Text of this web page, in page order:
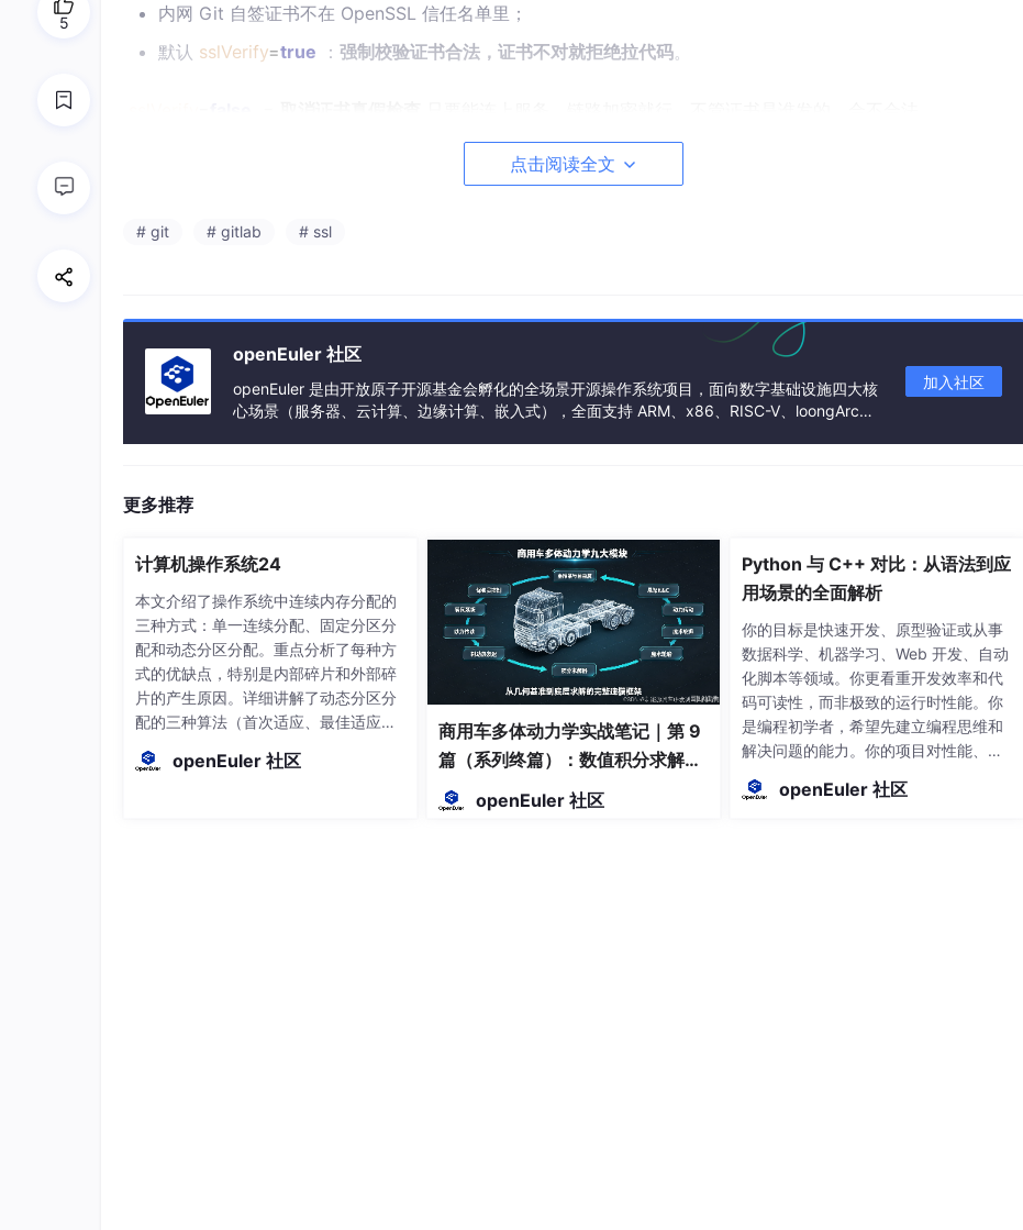
内网 Git 自签证书不在 OpenSSL 信任名单里；
默认 sslVerify=true ： 强制校验证书合法，证书不对就拒绝拉代码。
组合逻辑串联
clone 正常下载代码。
举个生活化例子
openssl：换成
关键提醒
只适合公司内网环境；连 Github/Gitee 外网必须打开 sslVerify= true ，防止中间人劫持窃取代码和账号。
点击阅读全文
# git # gitlab # ssl
openEuler 社区
openEuler 是由开放原子开源基金会孵化的全场景开源操作系统项目，面向数字基础设施四大核
心场景（服务器、云计算、边缘计算、嵌入式），全面支持 ARM、x86、RISC-V、loongArc
加入社区
更多推荐
计算机操作系统24
本文介绍了操作系统中连续内存分配的
三种方式：单一连续分配、固定分区分
配和动态分区分配。重点分析了每种方
式的优缺点，特别是内部碎片和外部碎
片的产生原因。详细讲解了动态分区分
配的三种算法（首次适应、最佳适应、
何计算内存分配。最后总结了连续分配
openEuler 社区
商用车多体动力学实战笔记｜第 9
篇（系列终篇）：数值积分求解器
选型与模型数值排错
openEuler 社区
Python 与 C++ 对比：从语法到应
用场景的全面解析
你的目标是快速开发、原型验证或从事
数据科学、机器学习、Web 开发、自动
化脚本等领域。你更看重开发效率和代
码可读性，而非极致的运行时性能。你
是编程初学者，希望先建立编程思维和
解决问题的能力。你的项目对性能、延
频交易、操作系统、嵌入式系统）。你
openEuler 社区
5